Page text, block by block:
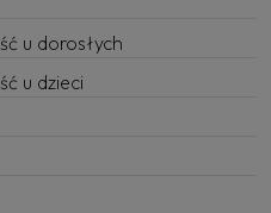
u dorosłych
u dzieci